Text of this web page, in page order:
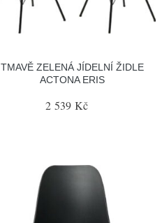
TMAVĚ ZELENÁ JÍDELNÍ ŽIDLE
ACTONA ERIS
2 539 Kč